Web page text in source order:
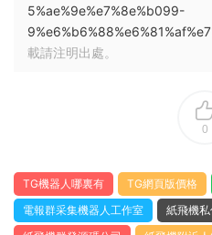
5%ae%9e%e7%8e%b099-
載請注明出處。
0
TG機器人哪裏有 TG網頁版價格
電報群采集機器人工作室
紙飛機